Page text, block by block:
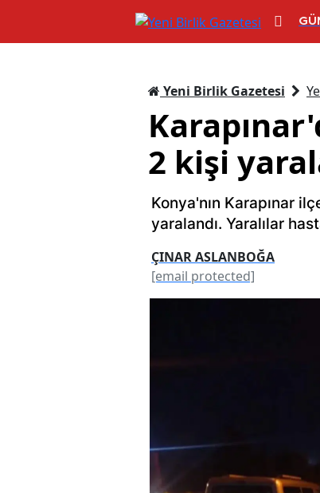
Yeni Birlik Gazetesi
2 kişi
Konya'nın Karapınar
yaralandı. Yaralılar
ÇINAR ASLANBOĞA
[email protected]